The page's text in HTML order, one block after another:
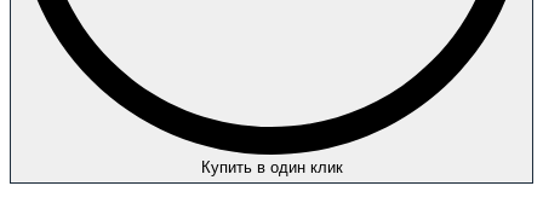
Купить в один клик